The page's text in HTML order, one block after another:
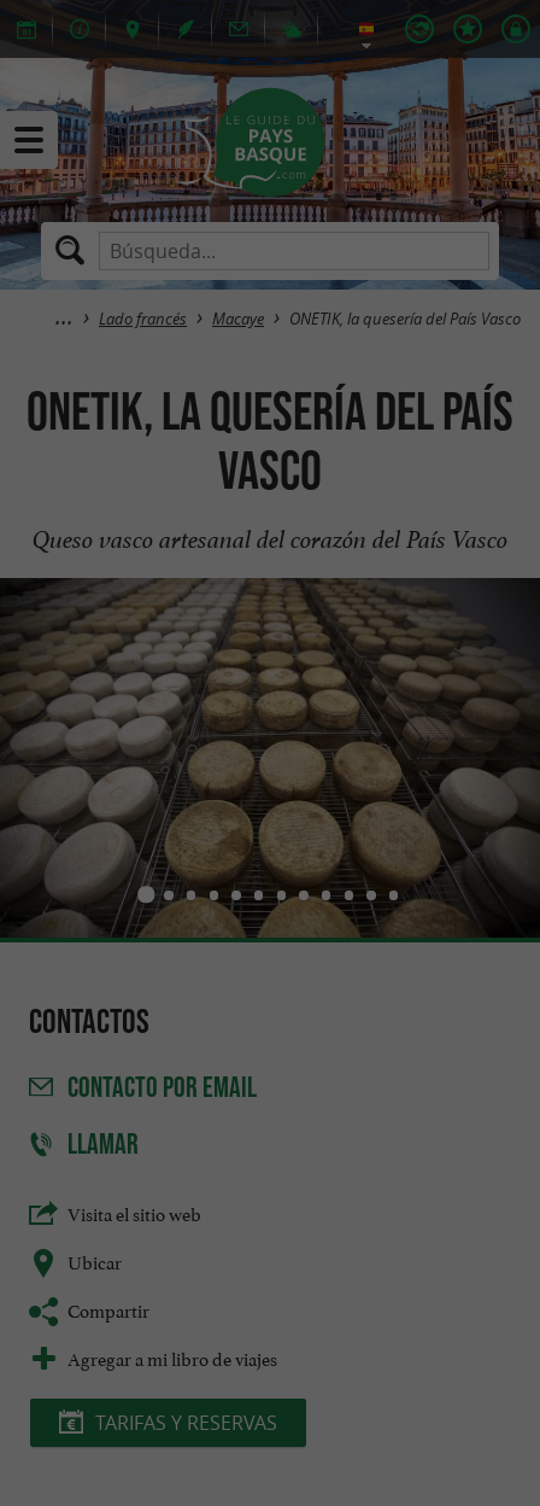
Lado francés Macaye ONETIK, la quesería del País Vasco
ONETIK, la quesería del País
Vasco
Queso vasco artesanal del corazón del País Vasco
Contactos
CONTACTO POR EMAIL
LLAMAR
Visita el sitio web
Ubicar
Compartir
Agregar a mi libro de viajes
TARIFAS Y RESERVAS